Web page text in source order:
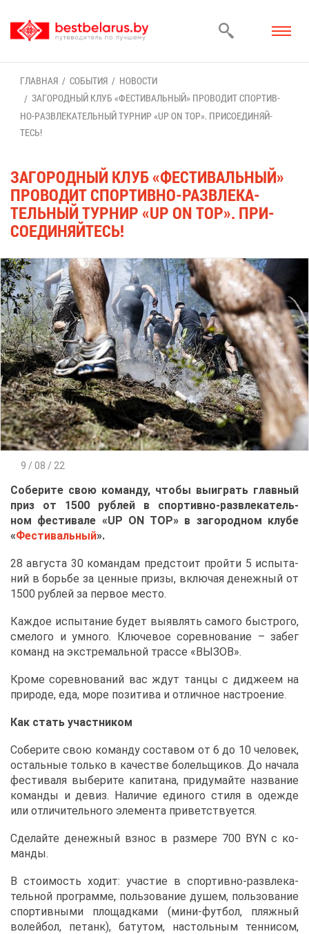
ГЛАВ­НАЯ СО­БЫ­ТИЯ
НО­ВО­СТИ
ЗА­ГО­РОД­НЫЙ КЛУБ «ФЕ­СТИ­ВАЛЬ­НЫЙ» ПРО­ВО­ДИТ СПОР­ТИВ­
НО-РАЗ­ВЛЕ­КА­ТЕЛЬ­НЫЙ ТУР­НИР «UP ON TOP». ПРИ­СО­ЕДИ­НЯЙ­
ТЕСЬ!
ЗА­ГО­РОД­НЫЙ КЛУБ «ФЕ­СТИ­ВАЛЬ­НЫЙ»
ПРО­ВО­ДИТ СПОР­ТИВ­НО-РАЗ­ВЛЕ­КА­
ТЕЛЬ­НЫЙ ТУР­НИР «UP ON TOP». ПРИ­
СО­ЕДИ­НЯЙ­ТЕСЬ!
9 / 08 / 22
Со­бе­ри­те свою ко­ман­ду, что­бы вы­иг­рать глав­ный
приз от 1500 руб­лей в спор­тив­но-раз­вле­ка­тель­
ном фе­сти­ва­ле «UP ON TOP» в за­го­род­ном клу­бе
«Фе­сти­валь­ный».
28 ав­гу­ста 30 ко­ман­дам пред­сто­ит прой­ти 5 ис­пы­та­
ний в борь­бе за цен­ные при­зы, вклю­чая де­неж­ный от
1500 руб­лей за пер­вое ме­сто.
Каж­дое ис­пы­та­ние бу­дет вы­яв­лять са­мо­го быст­ро­го,
сме­ло­го и ум­но­го. Клю­че­вое со­рев­но­ва­ние – за­бег
ко­манд на экс­тре­маль­ной трас­се «ВЫ­ЗОВ».
Кро­ме со­рев­но­ва­ний вас ждут тан­цы с ди­дже­ем на
при­ро­де, еда, мо­ре по­зи­ти­ва и от­лич­ное на­стро­е­ние.
Как стать участ­ни­ком
Со­бе­ри­те свою ко­ман­ду со­ста­вом от 6 до 10 че­ло­век,
осталь­ные толь­ко в ка­че­стве бо­лель­щи­ков. До на­ча­ла
фе­сти­ва­ля вы­бе­ри­те ка­пи­та­на, при­ду­май­те на­зва­ние
ко­ман­ды и де­виз. На­ли­чие еди­но­го сти­ля в одеж­де
или от­ли­чи­тель­но­го эле­мен­та при­вет­ству­ет­ся.
Сде­лай­те де­неж­ный взнос в раз­ме­ре 700 BYN с ко­
ман­ды.
В сто­и­мость хо­дит: уча­стие в спор­тив­но-раз­вле­ка­
тель­ной про­грам­ме, поль­зо­ва­ние ду­шем, поль­зо­ва­ние
спор­тив­ны­ми пло­щад­ка­ми (ми­ни-фут­бол, пляж­ный
во­лей­бол, пе­танк), ба­ту­том, на­столь­ным тен­ни­сом,